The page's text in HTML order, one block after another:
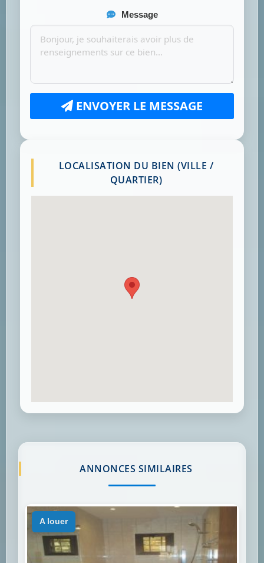
Message
ENVOYER LE MESSAGE
LOCALISATION DU BIEN (VILLE /
QUARTIER)
ANNONCES SIMILAIRES
a louer